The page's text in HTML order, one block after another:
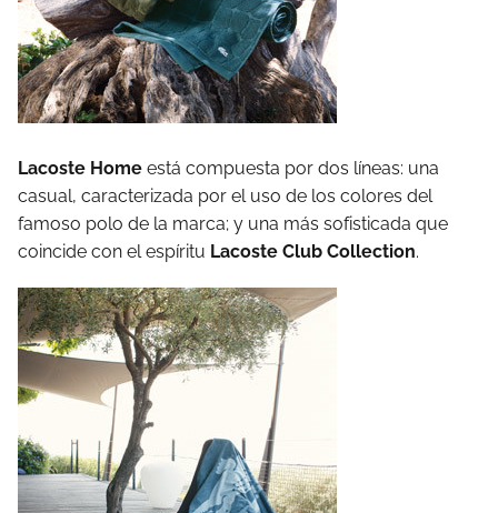
Lacoste Home está compuesta por dos líneas: una
casual, caracterizada por el uso de los colores del
famoso polo de la marca; y una más sofisticada que
coincide con el espíritu Lacoste Club Collection.